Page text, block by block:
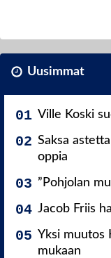
Uusimmat
Ville Koski
Saksa
oppia
”Pohjolan
Jacob Friis
Yksi muutos
mukaan